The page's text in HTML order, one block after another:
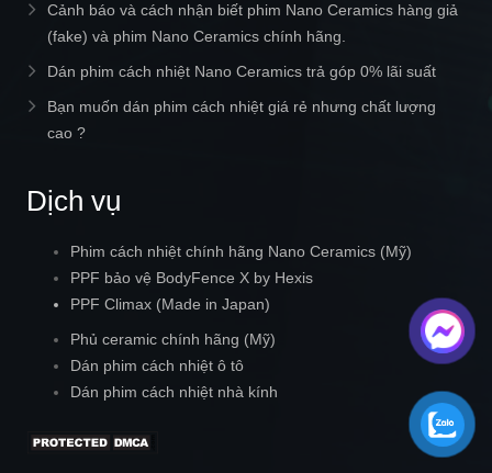
Cảnh báo và cách nhận biết phim Nano Ceramics hàng giả
(fake) và phim Nano Ceramics chính hãng.
Dán phim cách nhiệt Nano Ceramics trả góp 0% lãi suất
Bạn muốn dán phim cách nhiệt giá rẻ nhưng chất lượng
cao ?
Dịch vụ
Phim cách nhiệt chính hãng Nano Ceramics (Mỹ)
PPF bảo vệ BodyFence X by Hexis
PPF Climax (Made in Japan)
Phủ ceramic chính hãng (Mỹ)
Dán phim cách nhiệt ô tô
Dán phim cách nhiệt nhà kính